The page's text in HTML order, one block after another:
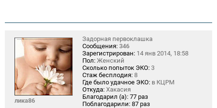
и
лика86
Задорная первоклашка
Сообщения: 346
Зарегистрирован: 14 янв 2014, 18:58
Пол: Женский
Сколько попыток ЭКО: 3
Стаж бесплодия: 8
Где было удачное ЭКО: в КЦРМ
Откуда: Хакасия
Благодарил (а): 77 раз
Поблагодарили: 87 раз